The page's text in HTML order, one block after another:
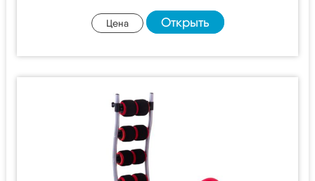
Цена Открыть